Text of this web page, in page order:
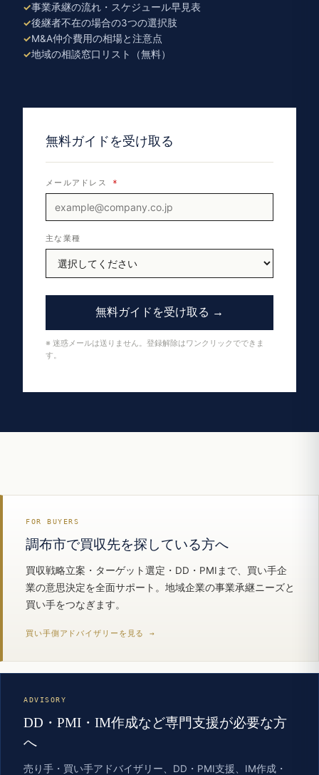
事業承継の流れ・スケジュール早見表
後継者不在の場合の3つの選択肢
M&A仲介費用の相場と注意点
地域の相談窓口リスト（無料）
無料ガイドを受け取る
メールアドレス *
主な業種
無料ガイドを受け取る →
※ 迷惑メールは送りません。登録解除はワンクリックでできま
す。
FOR BUYERS
調布市で買収先を探している方へ
買収戦略立案・ターゲット選定・DD・PMIまで、買い手企
業の意思決定を全面サポート。地域企業の事業承継ニーズと
買い手をつなぎます。
買い手側アドバイザリーを見る →
ADVISORY
DD・PMI・IM作成など専門支援が必要な方
へ
売り手・買い手アドバイザリー、DD・PMI支援、IM作成・